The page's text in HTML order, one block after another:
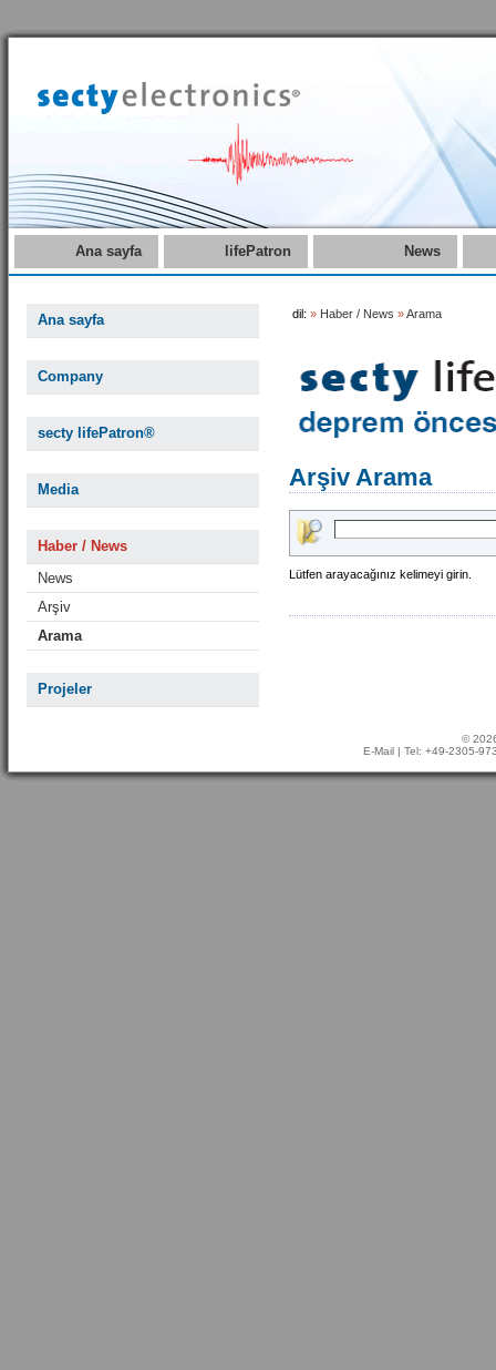
Ana sayfa lifePatron News
Ana sayfa
Company
secty lifePatron®
Media
Haber / News
News
Arşiv
Arama
Projeler
dil: » Haber / News »Arama
Arşiv Arama
Lütfen arayacağınız kelimeyi girin.
©
E-Mail | Tel: +49-2305-